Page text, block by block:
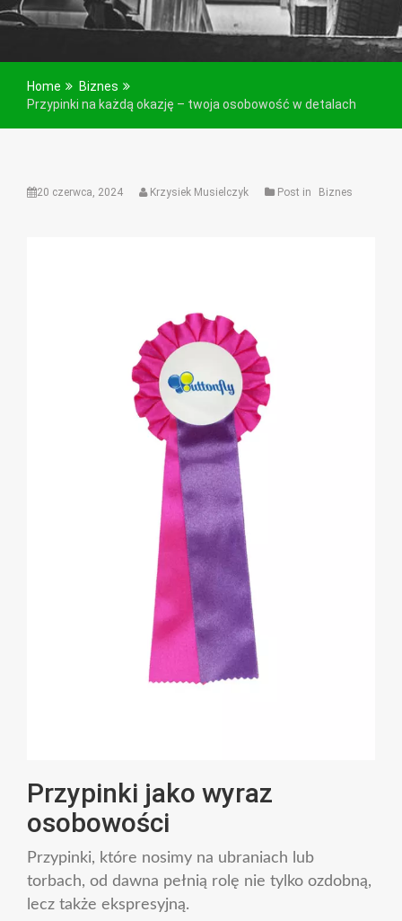
Home
Biznes
Przypinki na każdą okazję – twoja osobowość w detalach
20 czerwca, 2024 Krzysiek Musielczyk Post in Biznes
Przypinki jako wyraz
osobowości
Przypinki, które nosimy na ubraniach lub
torbach, od dawna pełnią rolę nie tylko ozdobną,
lecz także ekspresyjną.